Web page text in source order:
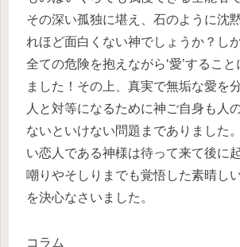
その深い孤独に堪え、石のように沈
れほど面白くない神でしょうか？し
全ての危険を抱えながら‘愛’するこ
ました！その上、真実で無垢な愛を
人と対等になるために神ご自身も人
ないといけない問題までありました
い恋人である神様は待って来て後に
嘲りやそしりまでも覚悟した素晴しい
を決心なさいました。
コラム